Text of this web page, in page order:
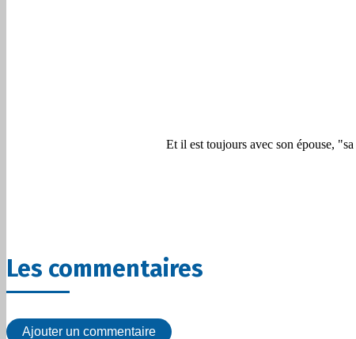
Et il est toujours avec son épouse,
Les commentaires
Ajouter un commentaire